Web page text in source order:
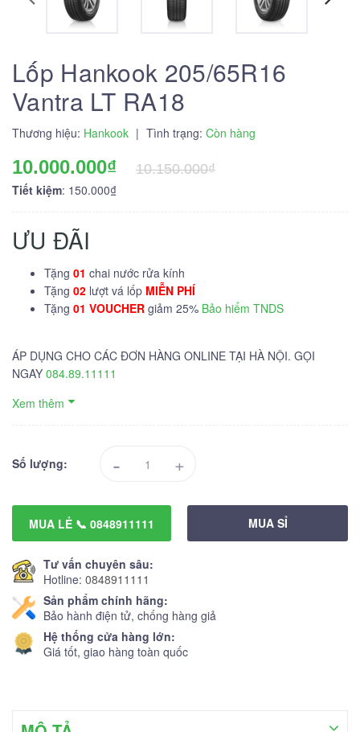
Lốp Hankook 205/65R16
Vantra LT RA18
Thương hiệu: Hankook | Tình trạng: Còn hàng
10.000.000₫
10.150.000₫
Tiết kiệm: 150.000₫
ƯU ĐÃI
Tặng 01 chai nước rửa kính
Tặng 02 lượt vá lốp MIỄN PHÍ
Tặng 01 VOUCHER giảm 25% Bảo hiểm TNDS
ÁP DỤNG CHO CÁC ĐƠN HÀNG ONLINE TẠI HÀ NỘI. GỌI
NGAY 084.89.11111
Xem thêm
Số lượng: - +
MUA LẺ 📞 0848911111 MUA SỈ
Tư vấn chuyên sâu:
Hotline: 0848911111
Sản phẩm chính hãng:
Bảo hành điện tử, chống hàng giả
Hệ thống cửa hàng lớn:
Giá tốt, giao hàng toàn quốc